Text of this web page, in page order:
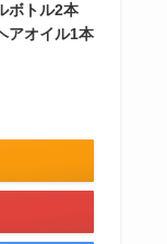
ボトル2本
アオイル1本